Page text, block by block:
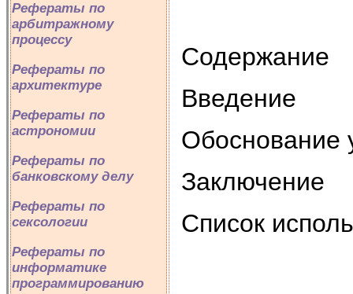
Рефераты по
арбитражному
процессу
Рефераты по
архитектуре
Рефераты по
астрономии
Рефераты по
банковскому делу
Рефераты по
сексологии
Рефераты по
информатике
программированию
Содержание
Введение
Обоснование
Заключение
Список